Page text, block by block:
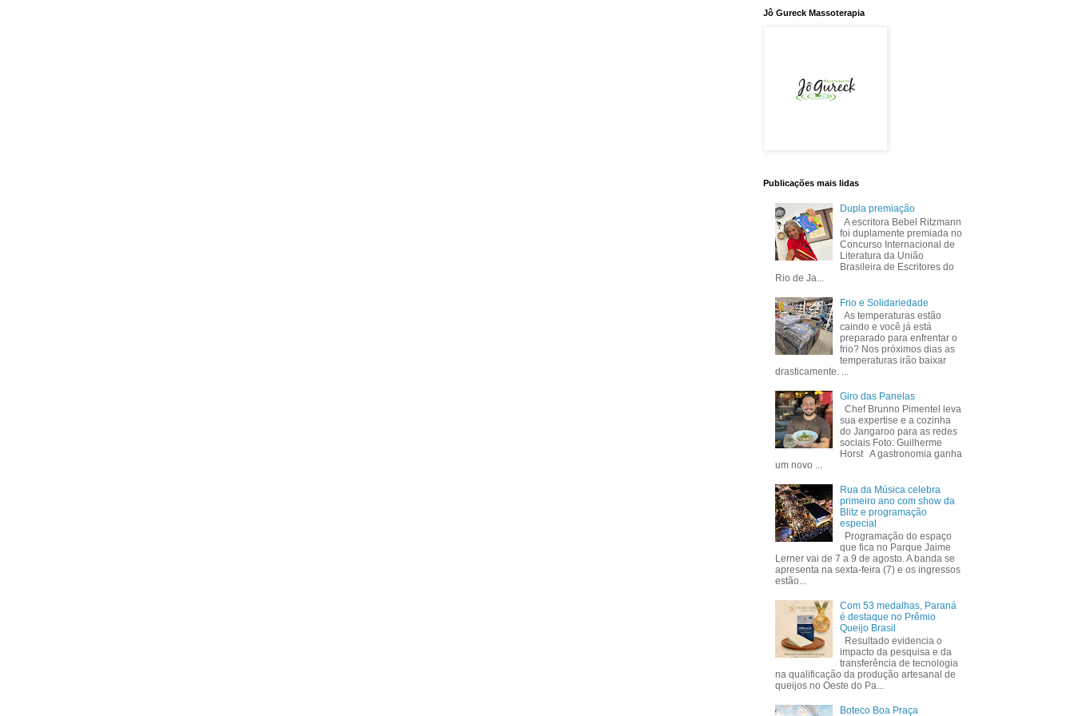
Jô Gureck Massoterapia
Publicações mais lidas
Dupla premiação
A escritora Bebel Ritzmann
foi duplamente premiada no
Concurso Internacional de
Literatura da União
Brasileira de Escritores do
Rio de Ja...
Frio e Solidariedade
As temperaturas estão
caindo e você já está
preparado para enfrentar o
frio? Nos próximos dias as
temperaturas irão baixar
drasticamente. ...
Giro das Panelas
Chef Brunno Pimentel leva
sua expertise e a cozinha
do Jangaroo para as redes
sociais Foto: Guilherme
Horst A gastronomia ganha
um novo ...
Rua da Música celebra
primeiro ano com show da
Blitz e programação
especial
Programação do espaço
que fica no Parque Jaime
Lerner vai de 7 a 9 de agosto. A banda se
apresenta na sexta-feira (7) e os ingressos
estão...
Com 53 medalhas, Paraná
é destaque no Prêmio
Queijo Brasil
Resultado evidencia o
impacto da pesquisa e da
transferência de tecnologia
na qualificação da produção artesanal de
queijos no Oeste do Pa...
Boteco Boa Praça